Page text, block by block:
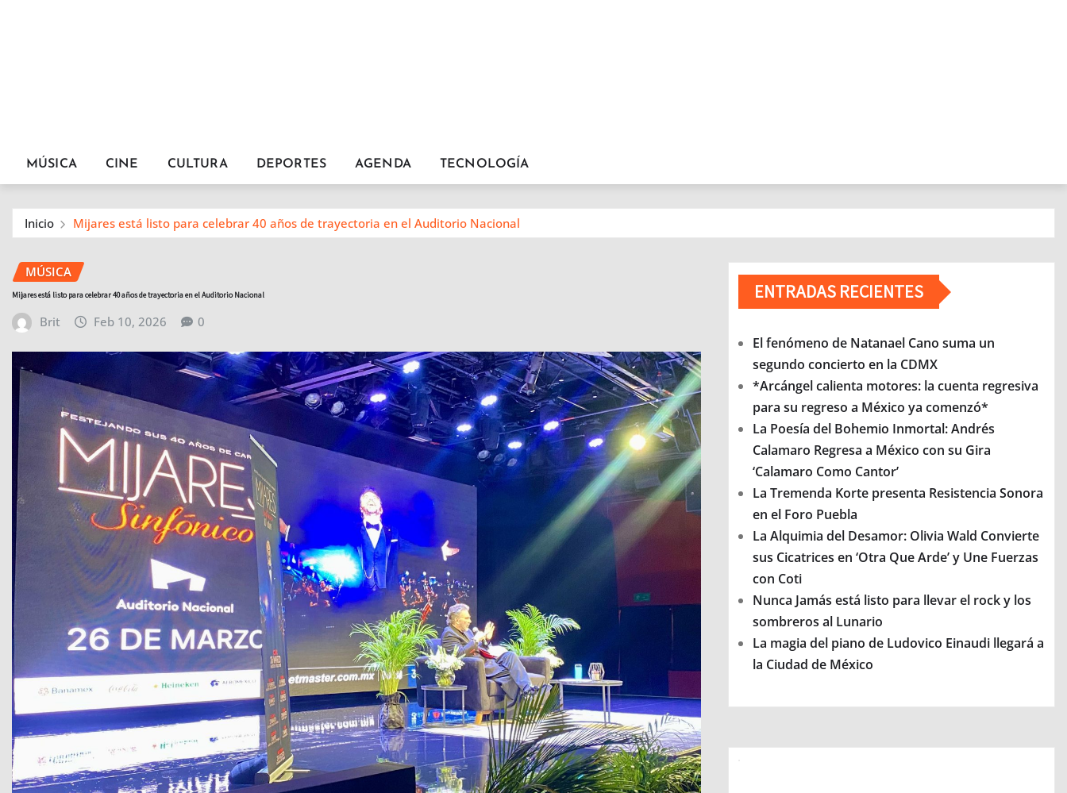
MÚSICA CINE CULTURA DEPORTES AGENDA TECNOLOGÍA
Inicio Mijares está listo para celebrar 40 años de trayectoria en el Auditorio Nacional
MÚSICA
Mijares está listo para celebrar 40 años de trayectoria en el Auditorio Nacional
Brit Feb 10, 2026 0
ENTRADAS RECIENTES
El fenómeno de Natanael Cano suma un
segundo concierto en la CDMX
*Arcángel calienta motores: la cuenta regresiva
para su regreso a México ya comenzó*
La Poesía del Bohemio Inmortal: Andrés
Calamaro Regresa a México con su Gira
‘Calamaro Como Cantor’
La Tremenda Korte presenta Resistencia Sonora
en el Foro Puebla
La Alquimia del Desamor: Olivia Wald Convierte
sus Cicatrices en ‘Otra Que Arde’ y Une Fuerzas
con Coti
Nunca Jamás está listo para llevar el rock y los
sombreros al Lunario
La magia del piano de Ludovico Einaudi llegará a
la Ciudad de México